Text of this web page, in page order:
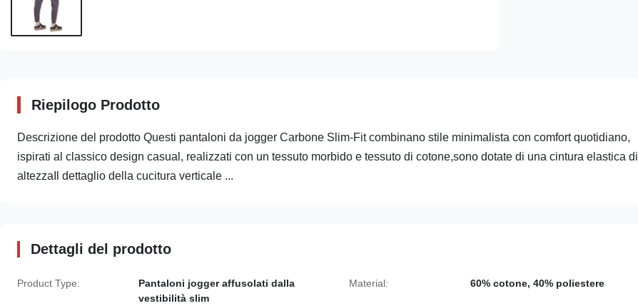
Riepilogo Prodotto
Descrizione del prodotto Questi pantaloni da jogger Carbone Slim-Fit combinano stile minimalista con comfort quotidiano,
ispirati al classico design casual, realizzati con un tessuto morbido e tessuto di cotone,sono dotate di una cintura elastica di
altezzaIl dettaglio della cucitura verticale ...
Dettagli del prodotto
Product Type:
Pantaloni jogger affusolati dalla
vestibilità slim
Material: 60% cotone, 40% poliestere